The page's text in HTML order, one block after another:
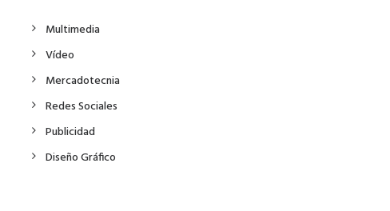
Multimedia
Vídeo
Mercadotecnia
Redes Sociales
Publicidad
Diseño Gráfico